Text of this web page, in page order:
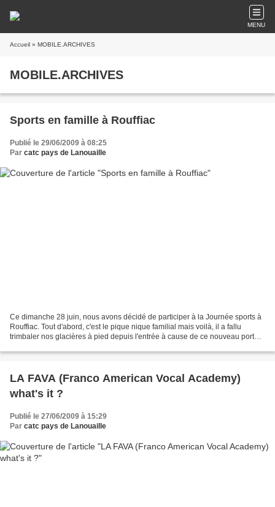
MENU
Accueil » MOBILE.ARCHIVES
MOBILE.ARCHIVES
Sports en famille à Rouffiac
Publié le 29/06/2009 à 08:25
Par catc pays de Lanouaille
Ce dimanche 28 juin, nous avons décidé de participer à la Journée sports à
Rouffiac. Tout d'abord, c'est le pique nique familial mais voilà, il a fallu
trimbaler nos glacières à pied depuis l'entrée à cause de ce nouveau portail
LA FAVA (Franco American Vocal Academy)
what's it ?
Publié le 27/06/2009 à 15:29
Par catc pays de Lanouaille